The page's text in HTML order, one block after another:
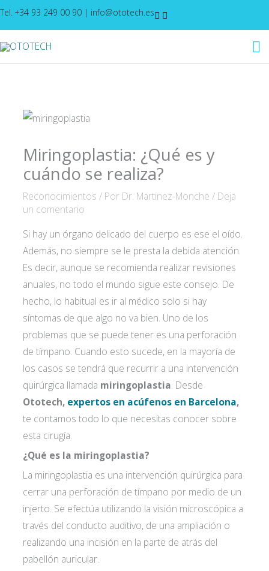
Ir
contenido
Tel. +34 93 249 00 90 | info@ototech.es
Miringoplastia: ¿Qué es y
cuándo se realiza?
Reconocimientos / Por Dr. Martinez-Monche/ Deja
un comentario
Si hay un órgano delicado del cuerpo es ese el oído.
Además, no siempre se le presta la debida atención.
Es decir, aunque se recomienda realizar revisiones
anuales, no todo el mundo sigue este consejo. De
hecho, lo habitual es ir al médico solo si hay
síntomas de que algo no va bien. Uno de los
problemas que se puede tener es una perforación
de tímpano. Cuando esto sucede, en la mayoría de
los casos se tendrá que recurrir a una intervención
quirúrgica llamada miringoplastia. Desde
Ototech, expertos en acúfenos en Barcelona,
te contamos todo lo que necesitas conocer sobre
esta cirugía.
¿Qué es la miringoplastia?
La miringoplastia es una intervención quirúrgica para
cerrar una perforación de tímpano por medio de un
injerto. Se efectúa utilizando la visión microscópica a
través del conducto auditivo, de una ampliación o
realizando una incisión en la parte de atrás del
pabellón auricular.